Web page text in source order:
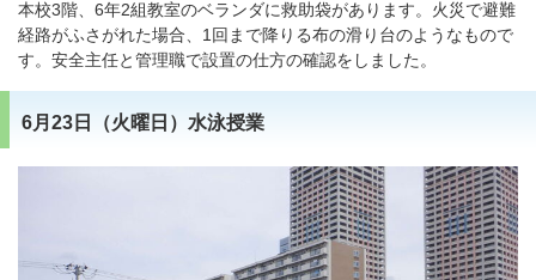
本校3階、6年2組教室のベランダに救助袋があります。火災で避難
経路がふさがれた場合、1回まで降りる布の滑り台のようなもので
す。安全主任と管理職で設置の仕方の確認をしました。
6月23日（火曜日）水泳授業